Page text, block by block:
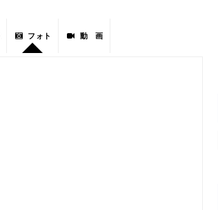
フォト 動 画